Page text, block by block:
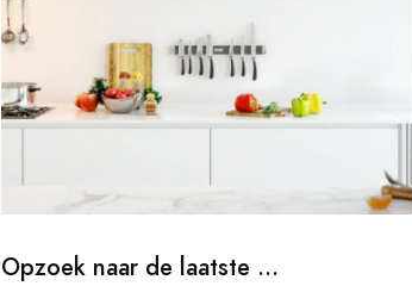
Opzoek naar de laatste ...